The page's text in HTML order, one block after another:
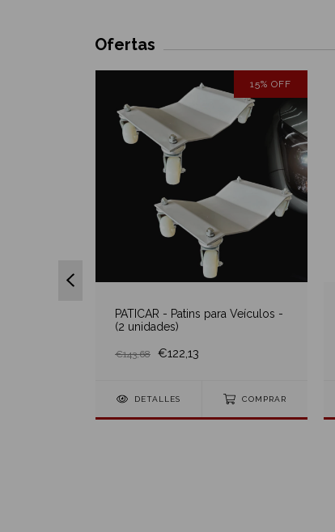
Ofertas
15% OFF
PATICAR - Patins para Veículos -
(2 unidades)
€143,68 €122,13
DETALLES COMPRAR